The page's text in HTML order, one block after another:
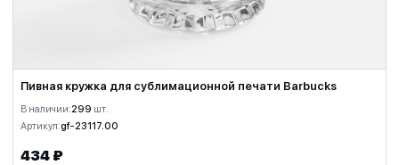
Пивная кружка для сублимационной печати Barbucks
В наличии:299 шт.
Артикул:gf-23117.00
434 ₽